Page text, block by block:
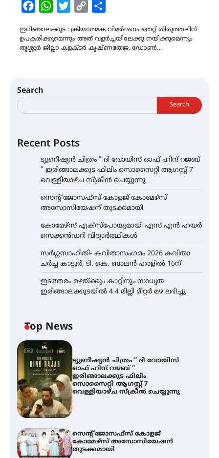
FacebookWhatsAppTwitterCopy
ഇരിങ്ങാലക്കുട : ക്രിയാത്മക വിമർശനം തെറ്റ് തിരുത്തലിന്
ഉപകരിക്കുമെന്നും അത് വളർച്ചയിലേക്കു നയിക്കുമെന്നും
തൃശ്ശൂർ ജില്ലാ കളക്ടർ കൃഷ്ണതേജ. ഡോൺ…
Search
Search
Recent Posts
ട്യുണീഷ്യൻ ചിത്രം ” ദി വോയിസ് ഓഫ് ഹിന്ദ് റജബ്
” ഇരിങ്ങാലക്കുട ഫിലിം സൊസൈറ്റി ആഗസ്റ്റ് 7
വെള്ളിയാഴ്ച സ്‌ക്രീൻ ചെയ്യുന്നു
സെന്റ് ജോസഫ്സ് കോളജ് കോമേഴ്‌സ്
അസോസിയേഷന് തുടക്കമായി
കോമേഴ്സ് എക്സ്പോയുമായി എസ് എൻ ഹയർ
സെക്കൻഡറി വിദ്യാർത്ഥികൾ
സർഗ്ഗസാഹിതി- കവിതാസംഗമം 2026 കവിതാ
ചർച്ച കാട്ടൂർ, ടി. കെ. ബാലൻ ഹാളിൽ 16ന്
ഇടത്തരം മഴയ്ക്കും കാറ്റിനും സാധ്യത
ഇരിങ്ങാലക്കുടയിൽ 4.4 മില്ലി മീറ്റർ മഴ ലഭിച്ചു
Top News
ട്യുണീഷ്യൻ ചിത്രം ” ദി വോയിസ്
ഓഫ് ഹിന്ദ് റജബ് ”
ഇരിങ്ങാലക്കുട ഫിലിം
സൊസൈറ്റി ആഗസ്റ്റ് 7
വെള്ളിയാഴ്ച സ്‌ക്രീൻ ചെയ്യുന്നു
സെന്റ് ജോസഫ്സ് കോളജ്
കോമേഴ്‌സ് അസോസിയേഷന്
തുടക്കമായി